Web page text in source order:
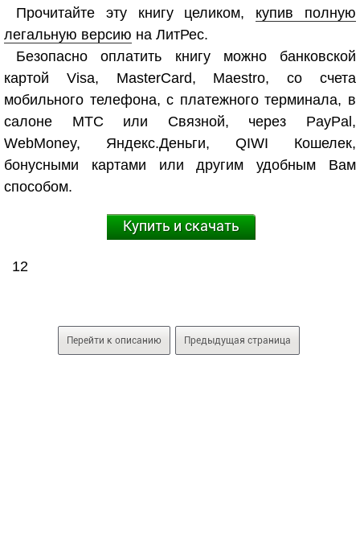
Прочитайте эту книгу целиком, купив полную
легальную версию на ЛитРес.
Безопасно оплатить книгу можно банковской
картой Visa, MasterCard, Maestro, со счета
мобильного телефона, с платежного терминала, в
салоне МТС или Связной, через PayPal,
WebMoney, Яндекс.Деньги, QIWI Кошелек,
бонусными картами или другим удобным Вам
способом.
Купить и скачать
12
Перейти к описанию Предыдущая страница